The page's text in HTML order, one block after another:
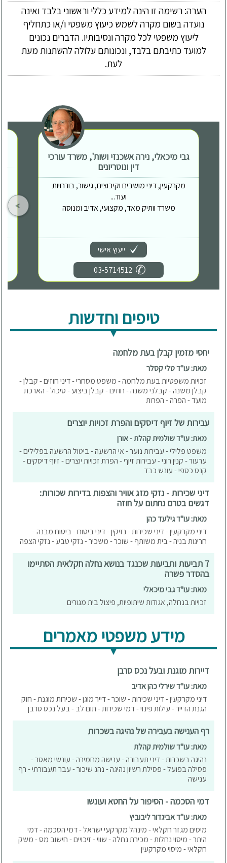
הערה: רשימה זו הינה למידע כללי וראשוני בלבד ואינה
נועדה בשום מקרה לשמש כיעוץ משפטי ו/או כתחליף
ליעוץ משפטי לכל מקרה ונסיבותיו. הדברים נכונים
למועד כתיבתם בלבד, ונכונותם עלולה להשתנות מעת
לעת.
גבי מיכאלי, נירה אשכנזי ושות', משרד עורכי
דין ונוטריונים
מקרקעין, דיני מושבים וקיבוצים, גישור, בוררויות
ועוד...
משרד וותיק מאד, מקצועי, אדיב ומנוסה
ייעוץ אישי
03-5714512
טיפים וחדשות
יחסי מזמין קבלן בעת מלחמה
מאת: עו"ד טלי קסלר
זכויות משפטיות בעת מלחמה - משפט מסחרי - דיני חוזים - קבלן -
קבלן משנה - קבלני משנה - חוזים - קבלן ביצוע - סיכול - הארכת
מועד - הפרה - הפרות
עבירות של זיוף דיסקים והפרת זכויות יוצרים
מאת: עו"ד שולמית קהלת - אורן
משפט פלילי - עבירות נוער - אי הרשעה - ביטול הרשעה בפלילים -
ערעור - קנין רוני - עבירות זיוף - הפרת זכויות יוצרים - זיוף דיסקים -
קנס כספי - עונש כבד
דיני שכירות - נזקי מזג אוויר והצפות בדירות שכורות:
דגשים בטרם נחתום על חוזה
מאת: עו"ד גילעד כהן
דיני מקרקעין - דיני שכירות - נזיקין - דיני ביטוח - ביטוח מבנה -
חריגות בניה - בית משותף - שוכר - משכיר - נזקי טבע - נזקי הצפה
7 תביעות ותביעות שכנגד בנושא נחלה חקלאית הסתיימו
בהסדר פשרה
מאת: עו"ד גבי מיכאלי
זכויות בנחלה, אגודות שיתופיות, פיצול בית מגורים
מידע משפטי מאמרים
דיירות מוגנת ובעל נכס סרבן
מאת: עו"ד שירלי כהן אדיב
דיני מקרקעין - דיני שכירות - שוכר - דייר מוגן - שכירות מוגנת - חוק
הגנת הדייר - עילות פינוי - דמי שכירות - תום לב - בעל נכס סרבן
רף הענישה בעבירה של נהיגה בשכרות
מאת: עו"ד שולמית קהלת
נהיגה בשכרות - דיני תעבורה - ענישה מחמירה - עונשי מאסר -
פסילה בפועל - פסילת רשיון נהיגה - נהג שיכור - עבר תעבורתי - רף
ענישה
דמי הסכמה - הסיפור על החטא ועונשו
מאת: עו"ד אביגדור ליבוביץ
מיסים מגזר חקלאי - מינהל מקרקעי ישראל - דמי הסכמה - דמי
היתר - מיסוי נחלות - מכירת נחלה - שווי - זיכויים - חישוב מס - משק
חקלאי - מיסוי מקרקעין